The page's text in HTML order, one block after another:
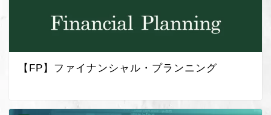
【FP】ファイナンシャル・プランニング